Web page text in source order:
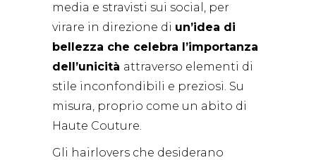
media e stravisti sui social, per
virare in direzione di un’idea di
bellezza che celebra l’importanza
dell’unicità attraverso elementi di
stile inconfondibili e preziosi. Su
misura, proprio come un abito di
Haute Couture.
Gli hairlovers che desiderano